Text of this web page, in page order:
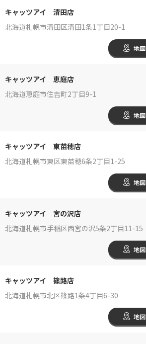
キャッツアイ 清田店
北海道札幌市清田区清田1条1丁目20-1
地図
キャッツアイ 恵庭店
北海道恵庭市住吉町2丁目9-1
地図
キャッツアイ 東苗穂店
北海道札幌市東区東苗穂6条2丁目1-25
地図
キャッツアイ 宮の沢店
北海道札幌市手稲区西宮の沢5条2丁目11-15
地図
キャッツアイ 篠路店
北海道札幌市北区篠路1条4丁目6-30
地図